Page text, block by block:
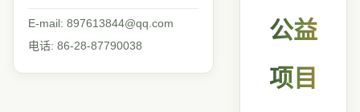
E-mail: 897613844@qq.com
电话: 86-28-87790038
公益
项目